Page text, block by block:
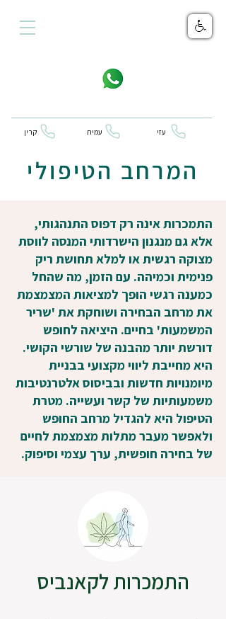
עמית קרין עזי
המרחב הטיפולי
התמכרות אינה רק דפוס התנהגותי,
אלא גם מנגנון הישרדותי המנסה לווסת
מצוקה רגשית או למלא תחושת ריק
פנימית וכמיהה. עם הזמן, מה שהחל
כמענה רגשי הופך למציאות המצמצמת
את מרחב הבחירה ושוחקת את 'שריר
המשמעות' בחיים. היציאה לחופש
דורשת יותר מהבנה של שורשי הקושי.
היא מחייבת ליווי מקצועי בבניית
מיומנויות חדשות ובביסוס אלטרנטיבות
משמעותיות של קשר ועשייה. מטרת
הטיפול היא להגדיל מרחב החופש
ולאפשר מעבר מתלות מצמצמת לחיים
של בחירה חופשית, ערך עצמי וסיפוק.
התמכרות לקאנביס